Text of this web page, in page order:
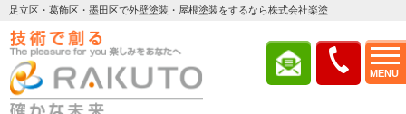
MENU
足立区・葛飾区・墨田区で外壁塗装・屋根塗装をするなら株式会社楽塗